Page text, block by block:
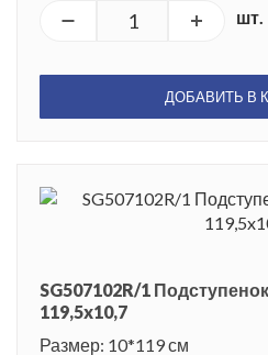
шт.
ДОБАВИТЬ В
SG507102R/1
119,5x10,7
Размер: 10*119 см